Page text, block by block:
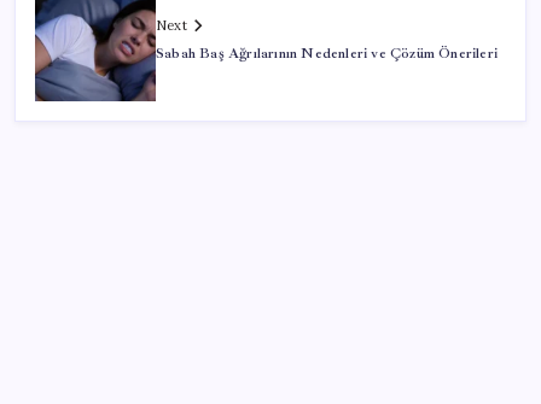
Next
Sabah Baş Ağrılarının Nedenleri ve Çözüm Önerileri